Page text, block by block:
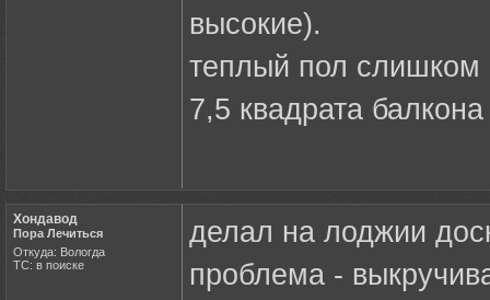
высокие).
теплый пол слишком
7,5 квадрата
Хондавод
Пора Лечиться
Откуда: Вологда
ТС: в поиске
делал на лоджии
проблема -